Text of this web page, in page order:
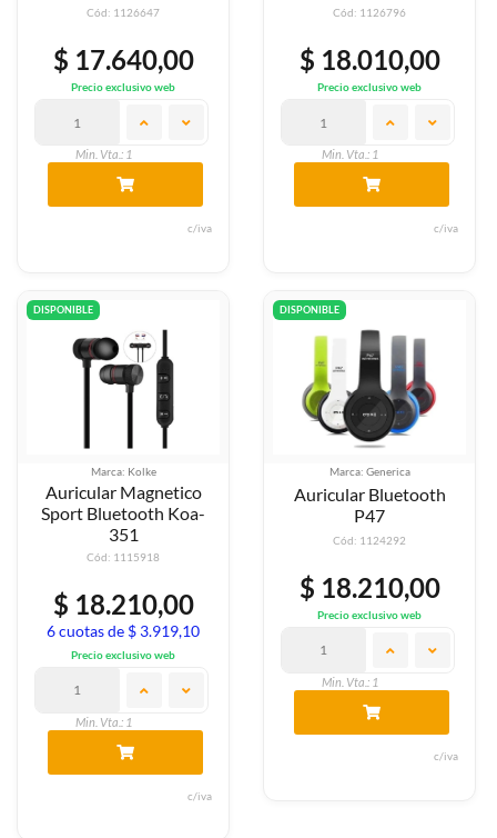
Cód: 1126647
$ 17.640,00
Precio exclusivo web
Min. Vta.: 1
c/iva
Cód: 1126796
$ 18.010,00
Precio exclusivo web
Min. Vta.: 1
c/iva
DISPONIBLE
Marca: Kolke
Auricular Magnetico
Sport Bluetooth Koa-
351
Cód: 1115918
$ 18.210,00
6 cuotas de $ 3.919,10
Precio exclusivo web
Min. Vta.: 1
c/iva
DISPONIBLE
Marca: Generica
Auricular Bluetooth
P47
Cód: 1124292
$ 18.210,00
Precio exclusivo web
Min. Vta.: 1
c/iva